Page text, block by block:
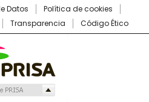
Datos
Política de cookies
Transparencia Código Ético